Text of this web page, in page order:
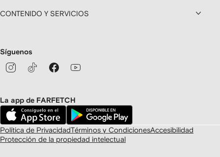
CONTENIDO Y SERVICIOS
Síguenos
La app de FARFETCH
Política de PrivacidadTérminos y CondicionesAccesibilidad
Protección de la propiedad intelectual